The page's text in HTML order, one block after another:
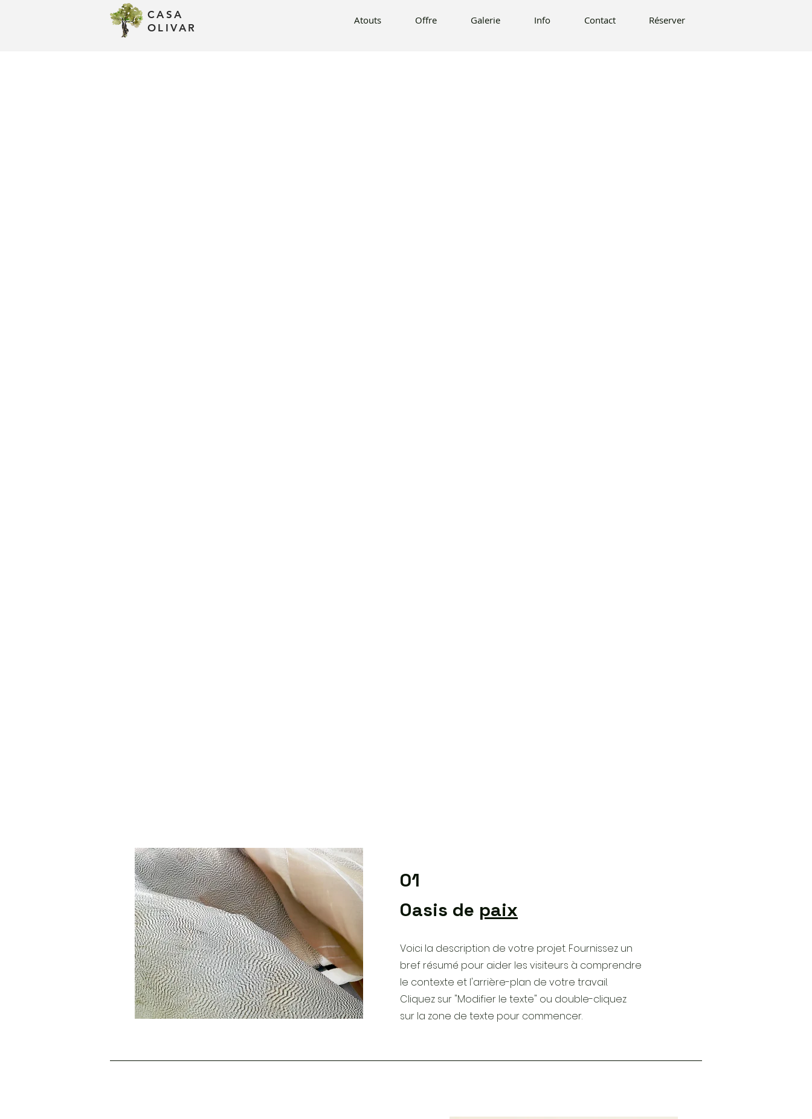
Galerie Info Contact Réserver
CASA
OLIVAR
Atouts Offre Galerie Info Contact Réserver
01
Oasis de paix
Voici la description de votre projet. Fournissez un
bref résumé pour aider les visiteurs à comprendre
le contexte et l'arrière-plan de votre travail.
Cliquez sur "Modifier le texte" ou double-cliquez
sur la zone de texte pour commencer.